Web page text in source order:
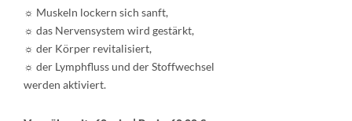
☼ Muskeln lockern sich sanft,
☼ das Nervensystem wird gestärkt,
☼ der Körper revitalisiert,
☼ der Lymphfluss und der Stoffwechsel
werden aktiviert.